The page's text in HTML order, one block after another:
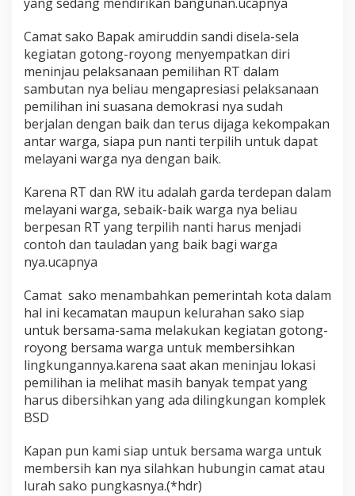
Camat sako Bapak amiruddin sandi disela-sela
kegiatan gotong-royong menyempatkan diri
meninjau pelaksanaan pemilihan RT dalam
sambutan nya beliau mengapresiasi pelaksanaan
pemilihan ini suasana demokrasi nya sudah
berjalan dengan baik dan terus dijaga kekompakan
antar warga, siapa pun nanti terpilih untuk dapat
melayani warga nya dengan baik.
Karena RT dan RW itu adalah garda terdepan dalam
melayani warga, sebaik-baik warga nya beliau
berpesan RT yang terpilih nanti harus menjadi
contoh dan tauladan yang baik bagi warga
nya.ucapnya
Camat sako menambahkan pemerintah kota dalam
hal ini kecamatan maupun kelurahan sako siap
untuk bersama-sama melakukan kegiatan gotong-
royong bersama warga untuk membersihkan
lingkungannya.karena saat akan meninjau lokasi
pemilihan ia melihat masih banyak tempat yang
harus dibersihkan yang ada dilingkungan komplek
BSD
Kapan pun kami siap untuk bersama warga untuk
membersih kan nya silahkan hubungin camat atau
lurah sako pungkasnya.(*hdr)